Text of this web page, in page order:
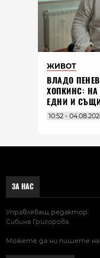
ЖИВОТ
ВЛАДO
ХОПКИНС: НА
ЕДНИ И
10:52 -
ЗА НАС
Управляващ редактор:
Сибина Григорова
Можете да ни пишете на